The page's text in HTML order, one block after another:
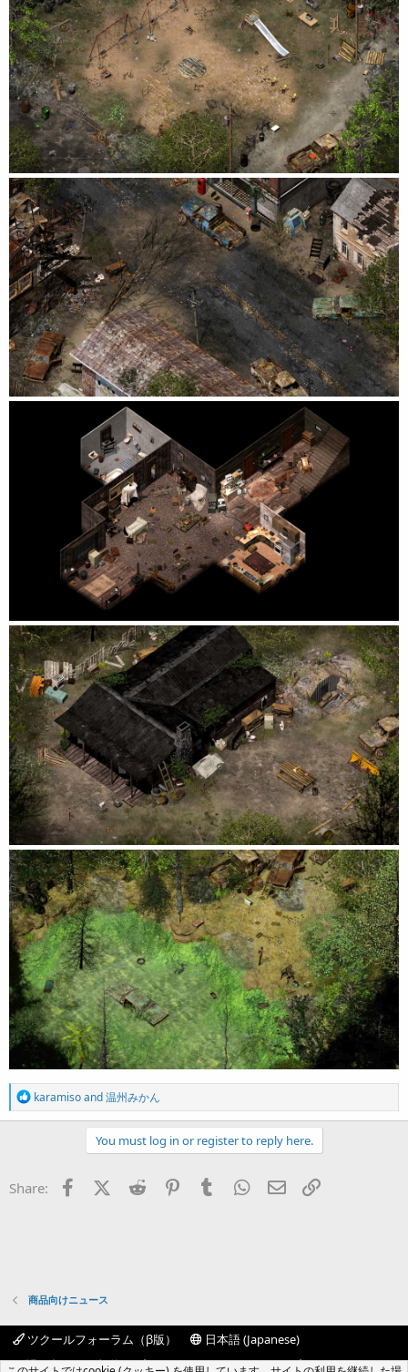
R
e
a
o
n
karamisoand温州みかん
You must log in or register to reply here.
Share: FacebookX (Twitter)
Reddit PinterestTumblr WhatsApp
Eメール
商品向けニュース
ツクールフォーラム（β版）
日本語 (Japanese)
お問い合わせ
規約 プライバシーポリシー ヘルプ